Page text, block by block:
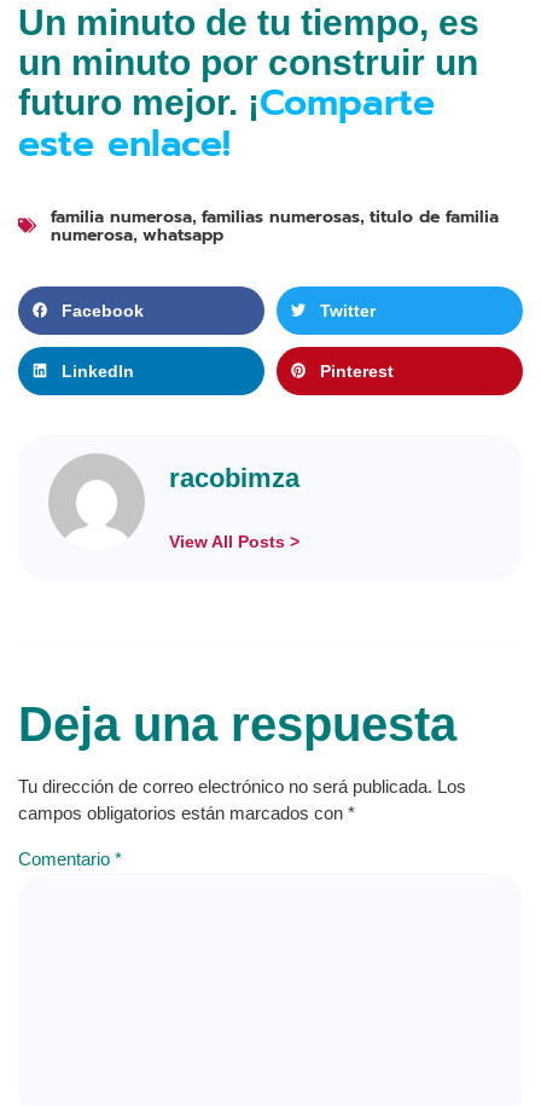
Un minuto de tu tiempo, es
un minuto por construir un
futuro mejor. ¡Comparte
este enlace!
familia numerosa, familias numerosas, titulo de familia
numerosa, whatsapp
Facebook Twitter
LinkedIn Pinterest
racobimza
View All Posts >
Deja una respuesta
Tu dirección de correo electrónico no será publicada. Los
campos obligatorios están marcados con *
Comentario *